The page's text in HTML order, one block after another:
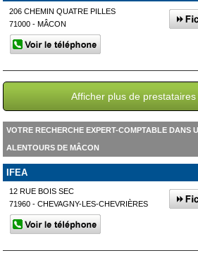
206 CHEMIN QUATRE PILLES
71000 - MÂCON
Afficher plus de
VOTRE RECHERCHE EXPERT-COMPTABLE DANS
ALENTOURS DE MÂCON
IFEA
12 RUE BOIS SEC
71960 - CHEVAGNY-LES-CHEVRIÈRES